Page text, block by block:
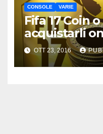
CONSOLE VARIE
Fifa 17 Coin
acquistarli
OTT 23, 2016